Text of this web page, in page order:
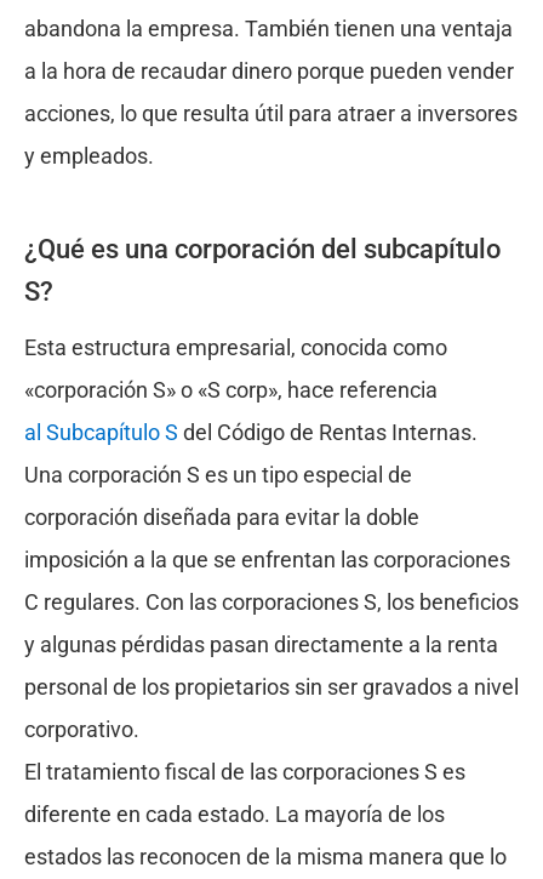
abandona la empresa. También tienen una ventaja
a la hora de recaudar dinero porque pueden vender
acciones, lo que resulta útil para atraer a inversores
y empleados.
¿Qué es una corporación del subcapítulo
S?
Esta estructura empresarial, conocida como
«corporación S» o «S corp», hace referencia
al Subcapítulo S del Código de Rentas Internas.
Una corporación S es un tipo especial de
corporación diseñada para evitar la doble
imposición a la que se enfrentan las corporaciones
C regulares. Con las corporaciones S, los beneficios
y algunas pérdidas pasan directamente a la renta
personal de los propietarios sin ser gravados a nivel
corporativo.
El tratamiento fiscal de las corporaciones S es
diferente en cada estado. La mayoría de los
estados las reconocen de la misma manera que lo